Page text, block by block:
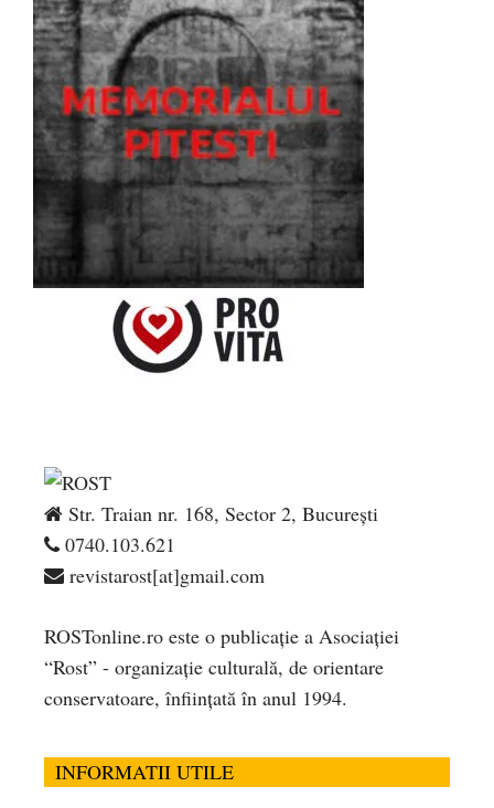
Str. Traian nr. 168, Sector 2, București
0740.103.621
revistarost[at]gmail.com
ROSTonline.ro este o publicaţie a Asociaţiei
“Rost” - organizaţie culturală, de orientare
conservatoare, înfiinţată în anul 1994.
INFORMATII UTILE